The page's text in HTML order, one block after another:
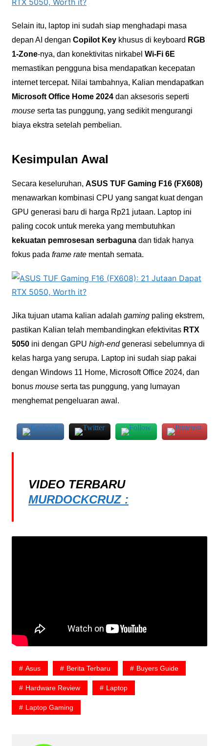
Selain itu, laptop ini sudah siap menghadapi masa
depan AI dengan Copilot Keykhusus di keyboard RGB
1-Zone-nya, dan konektivitas nirkabel Wi-Fi 6E
memastikan pengguna bisa mendapatkan kecepatan
internet tercepat. Nilai tambahnya, Kalian mendapatkan
Microsoft Office Home 2024dan aksesoris seperti
mouseserta tas punggung, yang sedikit mengurangi
biaya ekstra setelah pembelian.
Kesimpulan Awal
Secara keseluruhan, ASUS TUF Gaming F16 (FX608)
menawarkan kombinasi CPU yang sangat kuat dengan
GPU generasi baru di harga Rp21 jutaan. Laptop ini
paling cocok untuk mereka yang membutuhkan
kekuatan pemrosesan serbagunadan tidak hanya
fokus pada frame ratementah semata.
Jika tujuan utama kalian adalah gamingpaling ekstrem,
pastikan Kalian telah membandingkan efektivitas RTX
5050ini dengan GPU high-endgenerasi sebelumnya di
kelas harga yang serupa. Laptop ini sudah siap pakai
dengan Windows 11 Home, Microsoft Office 2024, dan
bonus mouseserta tas punggung, yang lumayan
menghemat pengeluaran awal.
VIDEO TERBARU
MURDOCKCRUZ :
Asus Berita Terbaru Buyers Guide
Hardware Review Laptop
Laptop Gaming